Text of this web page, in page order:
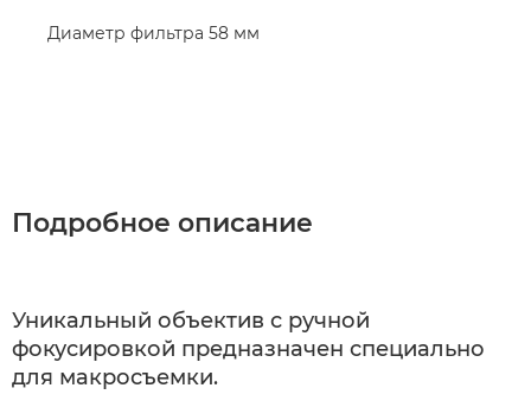
Диаметр фильтра 58 мм
Подробное описание
Уникальный объектив с ручной
фокусировкой предназначен специально
для макросъемки.